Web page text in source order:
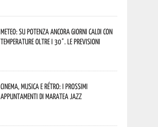
Meteo: su Potenza ancora giorni caldi con
temperature oltre i 30°. Le previsioni
Cinema, musica e rétro: i prossimi
appuntamenti di Maratea Jazz